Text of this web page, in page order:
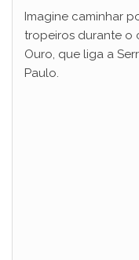
Imagine caminhar
tropeiros durante o
Ouro, que liga a
Paulo.